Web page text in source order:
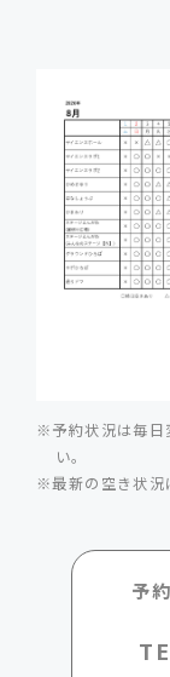
予約状況は毎
い。
最新の空き状況
予